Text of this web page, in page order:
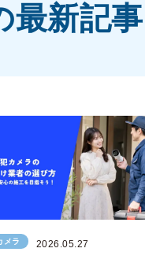
最新記事
メラ 2026.05.27